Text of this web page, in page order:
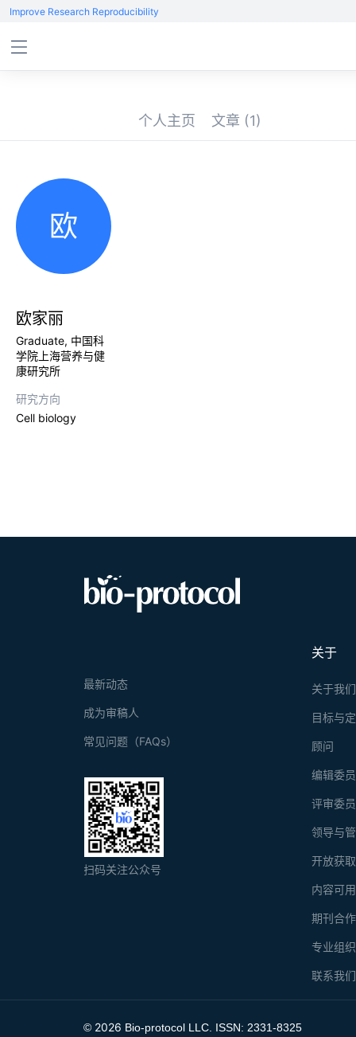
Improve Research Reproducibility
个人主页 文章 (1)
欧
欧家丽
Graduate, 中国科
学院上海营养与健
康研究所
研究方向
Cell biology
关于
关于我们
目标与
顾问
编辑委
评审委
领导与
开放获
内容可
期刊合
专业组
联系我们
最新动态
成为审稿人
常见问题（FAQs）
扫码关注公众号
© 2026 Bio-protocol LLC. ISSN: 2331-8325